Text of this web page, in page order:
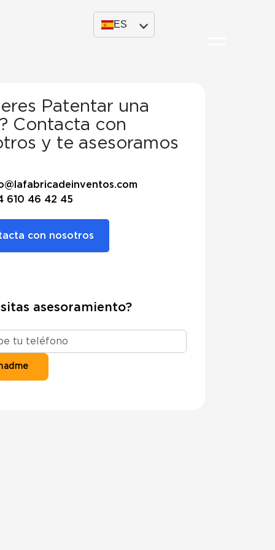
ES
Patentar una
Contacta con
y te asesoramos
610 46 42 45
con nosotros
asesoramiento?